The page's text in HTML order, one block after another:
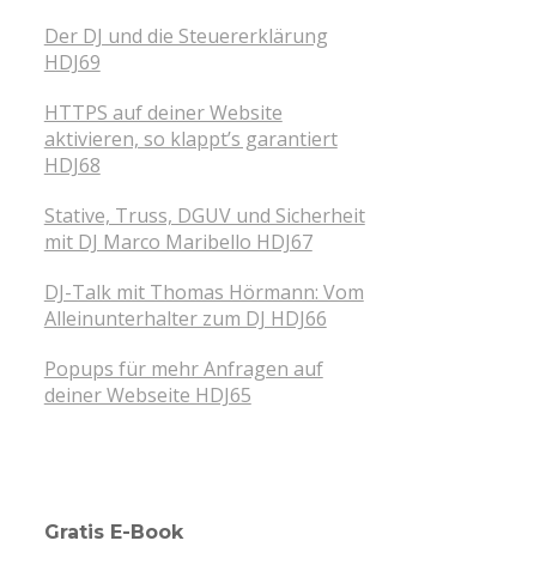
Der DJ und die Steuererklärung
HDJ69
HTTPS auf deiner Website
aktivieren, so klappt’s garantiert
HDJ68
Stative, Truss, DGUV und Sicherheit
mit DJ Marco Maribello HDJ67
DJ-Talk mit Thomas Hörmann: Vom
Alleinunterhalter zum DJ HDJ66
Popups für mehr Anfragen auf
deiner Webseite HDJ65
Gratis E-Book